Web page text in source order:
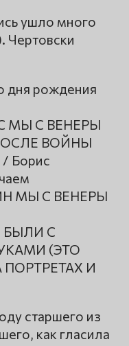
ушло много
Чертовски
дня рождения
МЫ С ВЕНЕРЫ
ВОЙНЫ
/ Борис
МЫ С ВЕНЕРЫ
БЫЛИ С
(ЭТО
И
старшего из
как гласила